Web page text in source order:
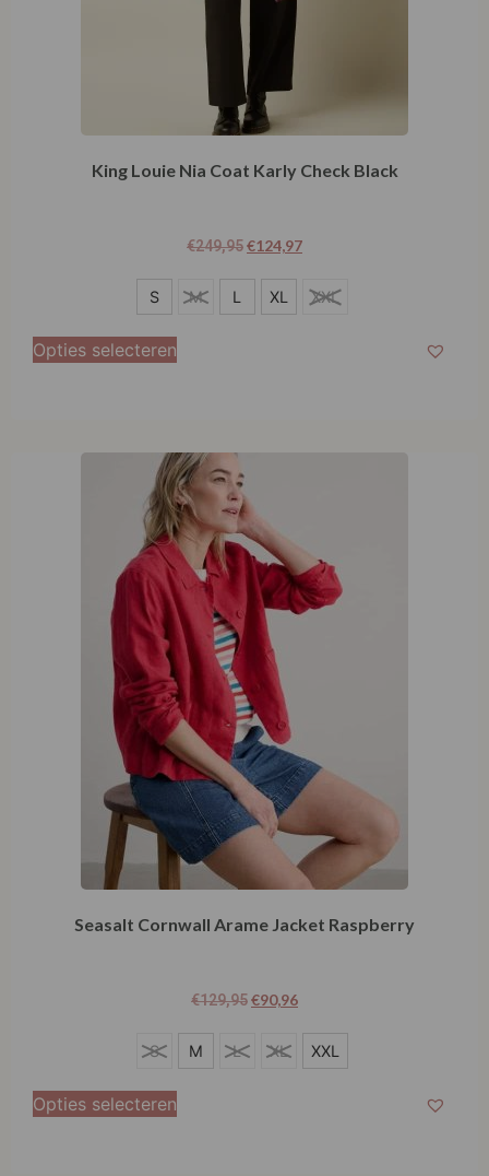
King Louie Nia Coat Karly Check Black
€249,95€124,97
L
S M L XL XXL
Opties selecteren
Seasalt Cornwall Arame Jacket Raspberry
€129,95€90,96
M
S M L XL XXL
Opties selecteren